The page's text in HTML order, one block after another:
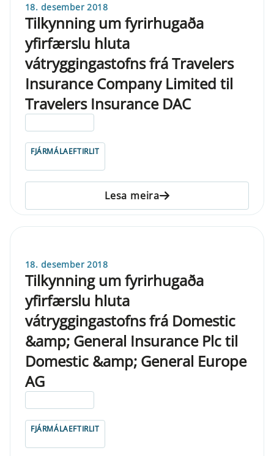
18. desember 2018
Tilkynning um fyrirhugaða
yfirfærslu hluta
vátryggingastofns frá Travelers
Insurance Company Limited til
Travelers Insurance DAC
FJÁRMÁLAEFTIRLIT
Lesa meira
18. desember 2018
Tilkynning um fyrirhugaða
yfirfærslu hluta
vátryggingastofns frá Domestic
&amp; General Insurance Plc til
Domestic &amp; General Europe
AG
FJÁRMÁLAEFTIRLIT